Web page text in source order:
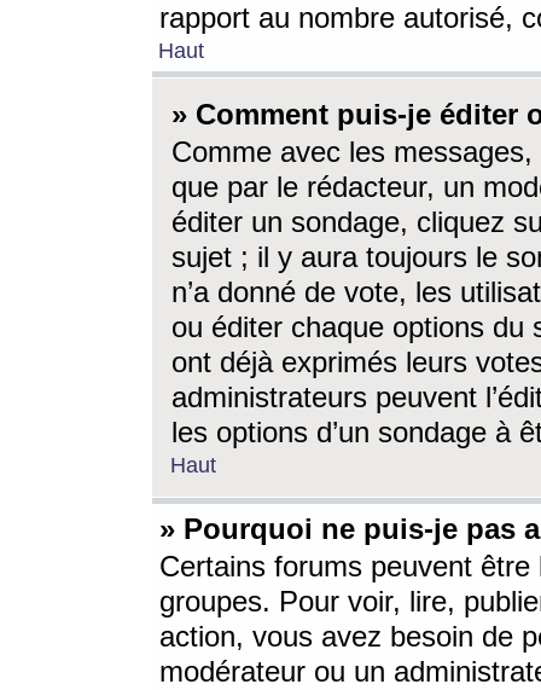
rapport au nombre autorisé,
Haut
» Comment puis-je éditer
Comme avec les
que par le rédacteur, un
éditer un sondage, cliquez
sujet ; il y aura toujours le
n’a donné de vote, les
ou éditer chaque options du
ont déjà exprimés leurs
administrateurs peuvent
les options d’un sondage à
Haut
» Pourquoi ne puis-je pas
Certains forums peuvent être
groupes. Pour voir, lire,
action, vous avez besoin de
modérateur ou un